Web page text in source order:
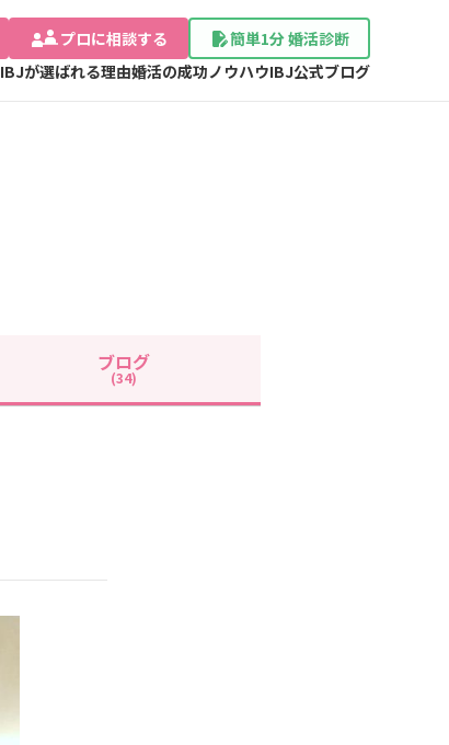
プロに相談する
簡単1分 婚活診断
IBJが選ばれる理由婚活の成功ノウハウIBJ公式ブログ
ブログ
(34)